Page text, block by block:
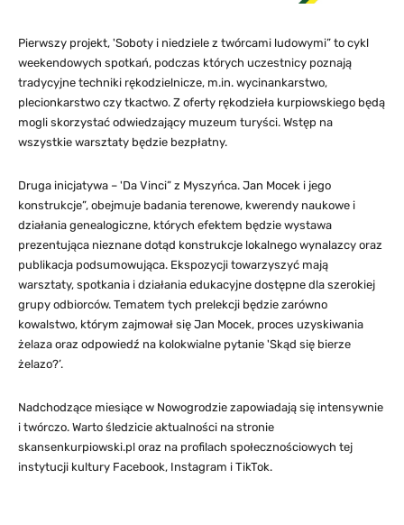
Pierwszy projekt, 'Soboty i niedziele z twórcami ludowymi” to cykl
weekendowych spotkań, podczas których uczestnicy poznają
tradycyjne techniki rękodzielnicze, m.in. wycinankarstwo,
plecionkarstwo czy tkactwo. Z oferty rękodzieła kurpiowskiego będą
mogli skorzystać odwiedzający muzeum turyści. Wstęp na
wszystkie warsztaty będzie bezpłatny.
Druga inicjatywa – 'Da Vinci” z Myszyńca. Jan Mocek i jego
konstrukcje”, obejmuje badania terenowe, kwerendy naukowe i
działania genealogiczne, których efektem będzie wystawa
prezentująca nieznane dotąd konstrukcje lokalnego wynalazcy oraz
publikacja podsumowująca. Ekspozycji towarzyszyć mają
warsztaty, spotkania i działania edukacyjne dostępne dla szerokiej
grupy odbiorców. Tematem tych prelekcji będzie zarówno
kowalstwo, którym zajmował się Jan Mocek, proces uzyskiwania
żelaza oraz odpowiedź na kolokwialne pytanie 'Skąd się bierze
żelazo?’.
Nadchodzące miesiące w Nowogrodzie zapowiadają się intensywnie
i twórczo. Warto śledzicie aktualności na stronie
skansenkurpiowski.pl oraz na profilach społecznościowych tej
instytucji kultury Facebook, Instagram i TikTok.